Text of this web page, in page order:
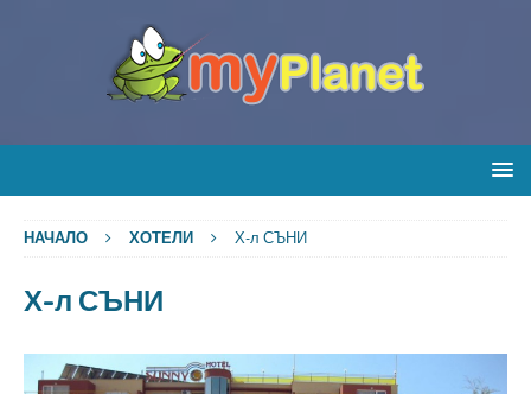
НАЧАЛО ХОТЕЛИ Х-л СЪНИ
Х-л СЪНИ